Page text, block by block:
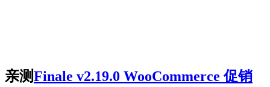
亲测Finale v2.19.0 WooCommerce 促销